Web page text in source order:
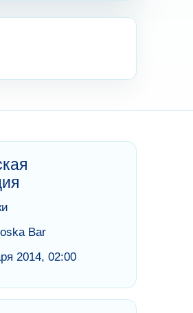
Bar
2014, 02:00